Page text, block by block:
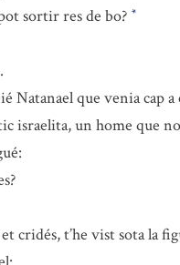
sortir res de bo? *
Natanael que venia cap
un home que no
cridés, t’he vist sota la